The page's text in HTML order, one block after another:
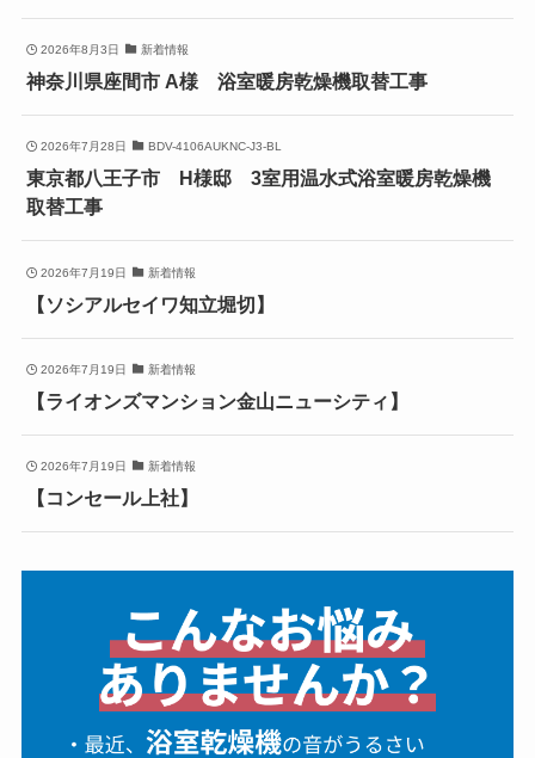
2026年8月3日 新着情報
神奈川県座間市 A様 浴室暖房乾燥機取替工事
2026年7月28日 BDV-4106AUKNC-J3-BL
東京都八王子市 H様邸 3室用温水式浴室暖房乾燥機
取替工事
2026年7月19日 新着情報
【ソシアルセイワ知立堀切】
2026年7月19日 新着情報
【ライオンズマンション金山ニューシティ】
2026年7月19日 新着情報
【コンセール上社】